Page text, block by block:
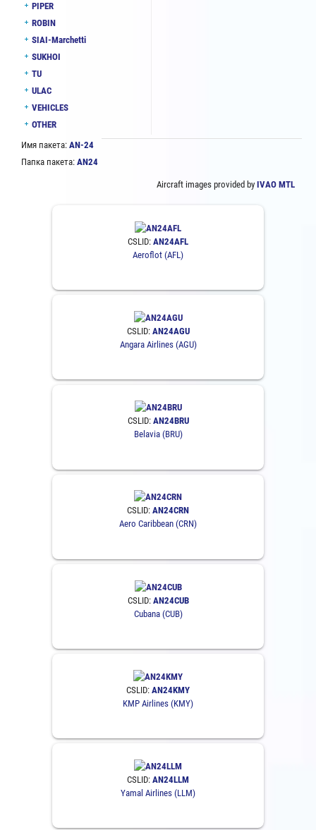
PIPER
ROBIN
SIAI-Marchetti
SUKHOI
TU
ULAC
VEHICLES
OTHER
Имя пакета:AN-24
Папка пакета:AN24
Aircraft images provided by IVAO MTL
CSLID: AN24AFL
Aeroflot (AFL)
CSLID: AN24AGU
Angara Airlines (AGU)
CSLID: AN24BRU
Belavia (BRU)
CSLID: AN24CRN
Aero Caribbean (CRN)
CSLID: AN24CUB
Cubana (CUB)
CSLID: AN24KMY
KMP Airlines (KMY)
CSLID: AN24LLM
Yamal Airlines (LLM)